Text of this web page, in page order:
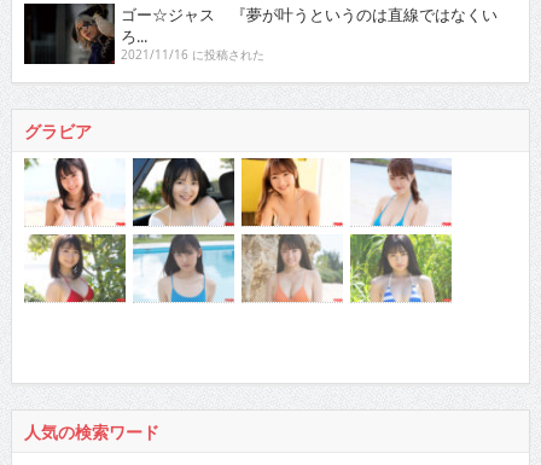
ゴー☆ジャス 『夢が叶うというのは直線ではなくい
ろ...
2021/11/16 に投稿された
グラビア
人気の検索ワード